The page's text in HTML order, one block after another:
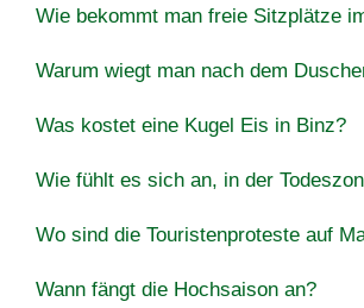
Wie bekommt man freie Sitzplätze
Warum wiegt man nach dem
Was kostet eine Kugel Eis in Binz?
Wie fühlt es sich an, in der
Wo sind die Touristenproteste auf
Wann fängt die Hochsaison an?